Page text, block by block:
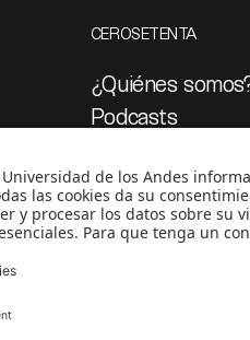
CEROSETENTA
¿Quiénes
Podcasts
Proyectos 070